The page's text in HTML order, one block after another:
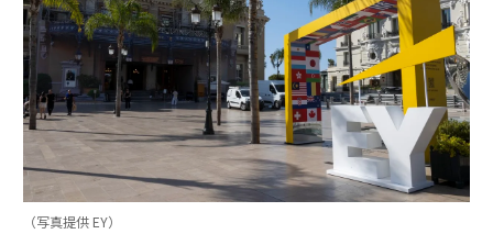
（写真提供 EY）